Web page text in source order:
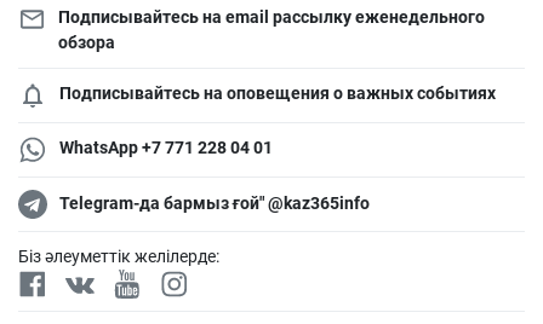
Подписывайтесь на email рассылку еженедельного
обзора
Подписывайтесь на оповещения о важных событиях
WhatsApp +7 771 228 04 01
Telegram-да бармыз ғой" @kaz365info
Біз әлеуметтік желілерде: